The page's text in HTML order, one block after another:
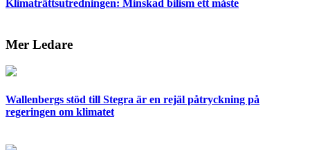
Klimaträttsutredningen: Minskad bilism ett måste
Mer Ledare
Wallenbergs stöd till Stegra är en rejäl påtryckning på
regeringen om klimatet